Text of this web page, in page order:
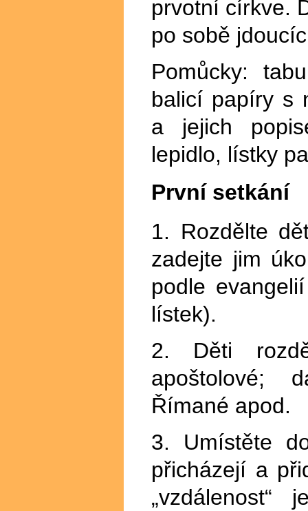
prvotní církve.
po sobě
Pomůcky:
balicí papíry s
a jejich
lepidlo, lístky
První setkání
1. Rozdělte
zadejte jim
podle
lístek).
2. Děti
apoštolové;
Římané apod.
3. Umístěte
přicházejí a
„vzdálenost“